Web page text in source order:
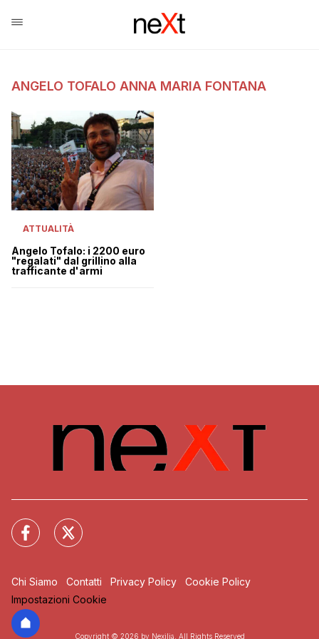
ANGELO TOFALO ANNA MARIA FONTANA
ATTUALITÀ
Angelo Tofalo: i 2200 euro
"regalati" dal grillino alla
trafficante d'armi
Chi Siamo Contatti Privacy Policy
Cookie Policy
Impostazioni Cookie
Copyright © 2026 by Nexilia. All Rights Reserved